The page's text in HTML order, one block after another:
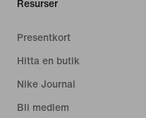
Resurser
Presentkort
Hitta en butik
Nike Journal
Bli medlem